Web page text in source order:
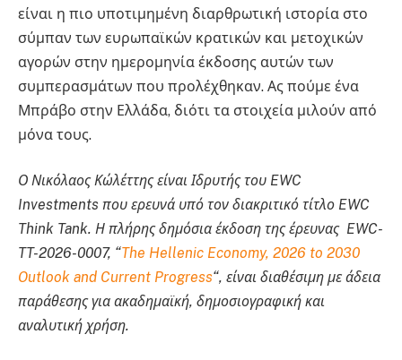
είναι η πιο υποτιμημένη διαρθρωτική ιστορία στο
σύμπαν των ευρωπαϊκών κρατικών και μετοχικών
αγορών στην ημερομηνία έκδοσης αυτών των
συμπερασμάτων που προλέχθηκαν. Ας πούμε ένα
Μπράβο στην Ελλάδα, διότι τα στοιχεία μιλούν από
μόνα τους.
Ο Νικόλαος Κώλέττης είναι Ιδρυτής του EWC
Investments που ερευνά υπό τον διακριτικό τίτλο EWC
Think Tank. Η πλήρης δημόσια έκδοση της έρευνας EWC-
TT-2026-0007, “The Hellenic Economy, 2026 to 2030
Outlook and Current Progress“, είναι διαθέσιμη με άδεια
παράθεσης για ακαδημαϊκή, δημοσιογραφική και
αναλυτική χρήση.